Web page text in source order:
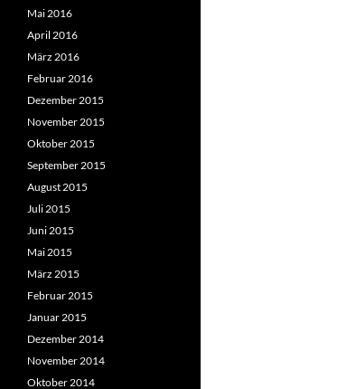
Mai 2016
April 2016
März 2016
Februar 2016
Dezember 2015
November 2015
Oktober 2015
September 2015
August 2015
Juli 2015
Juni 2015
Mai 2015
März 2015
Februar 2015
Januar 2015
Dezember 2014
November 2014
Oktober 2014